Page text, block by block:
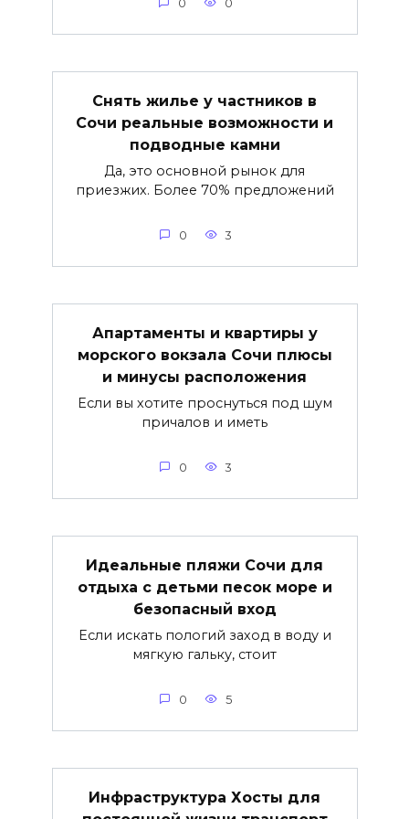
0 0
Снять жилье у частников в
Сочи реальные возможности и
подводные камни
Да, это основной рынок для
приезжих. Более 70% предложений
0 3
Апартаменты и квартиры у
морского вокзала Сочи плюсы
и минусы расположения
Если вы хотите проснуться под шум
причалов и иметь
0 3
Идеальные пляжи Сочи для
отдыха с детьми песок море и
безопасный вход
Если искать пологий заход в воду и
мягкую гальку, стоит
0 5
Инфраструктура Хосты для